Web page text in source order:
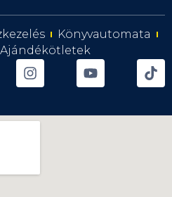
Könyvautomata
Ajándékötletek